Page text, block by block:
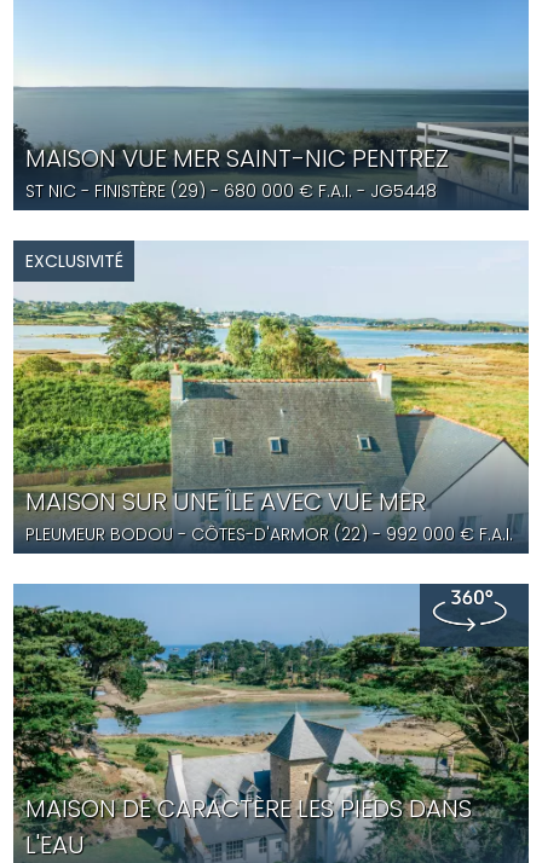
MAISON VUE MER SAINT-NIC PENTREZ
ST NIC - FINISTÈRE (29) - 680 000 € F.A.I. - JG5448
MAISON SUR UNE ÎLE AVEC VUE MER
PLEUMEUR BODOU- CÔTES-D'ARMOR (22) -992 000 € F.A.I.
- YD5622
EXCLUSIVITÉ
MAISON DE CARACTÈRE LES PIEDS DANS
L'EAU